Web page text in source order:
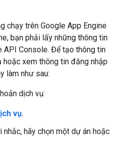
chạy trên Google App Engine
bạn phải lấy những thông tin
API Console. Để tạo thông tin
xem thông tin đăng nhập
làm như sau:
dịch vụ:
vụ.
nhắc, hãy chọn một dự án hoặc